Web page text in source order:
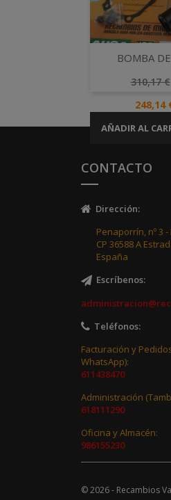

BOMBA
Precio
310,17 €
Precio
248,14
AÑADIR AL
CONTACTO
Dirección:
Penaporrín, nº 3
CP 36588 A
España
Escríbenos:
Teléfonos:
Facturación y
WhatsApp):
611438470
Administración
618111290
Oficina y Almacén:
986155230
© 2026 - Recambios